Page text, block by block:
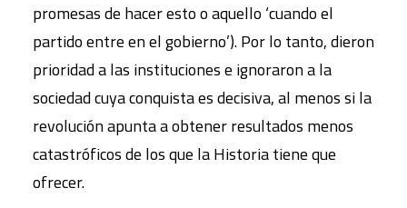
promesas de hacer esto o aquello ‘cuando el
partido entre en el gobierno’). Por lo tanto, dieron
prioridad a las instituciones e ignoraron a la
sociedad cuya conquista es decisiva, al menos si la
revolución apunta a obtener resultados menos
catastróficos de los que la Historia tiene que
ofrecer.